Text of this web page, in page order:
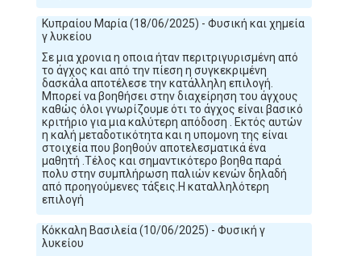
Κυπραίου Μαρία (18/06/2025) - Φυσική και χημεία
γ λυκείου
Σε μια χρονια η οποια ήταν περιτριγυρισμένη από
το άγχος και από την πίεση η συγκεκριμένη
δασκάλα αποτέλεσε την κατάλληλη επιλογή.
Μπορεί να βοηθήσει στην διαχείρηση του άγχους
καθώς όλοι γνωρίζουμε ότι το άγχος είναι βασικό
κριτήριο για μια καλύτερη απόδοση . Εκτός αυτών
η καλή μεταδοτικότητα και η υπομονη της είναι
στοιχεία που βοηθούν αποτελεσματικά ένα
μαθητή .Τέλος και σημαντικότερο βοηθα παρά
πολυ στην συμπλήρωση παλιών κενών δηλαδή
από προηγούμενες τάξεις.Η καταλληλότερη
επιλογή
Κόκκαλη Βασιλεία (10/06/2025) - Φυσική γ
λυκείου